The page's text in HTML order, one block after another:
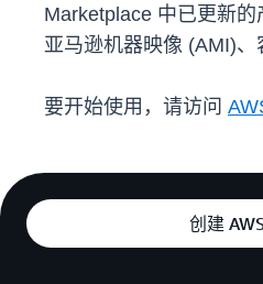
Marketplace 中已更新
亚马逊机器映像 (AMI)、
要开始使用，请访问
创建